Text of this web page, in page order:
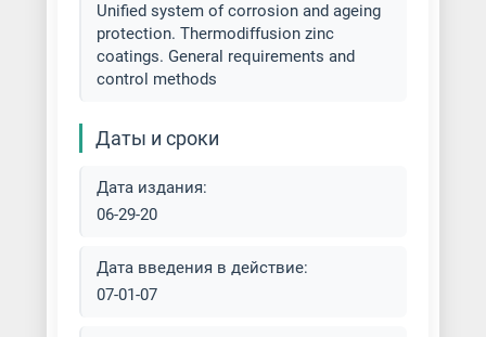
Unified system of corrosion and ageing
protection. Thermodiffusion zinc
coatings. General requirements and
control methods
Даты и сроки
Дата издания:
06-29-20
Дата введения в действие:
07-01-07